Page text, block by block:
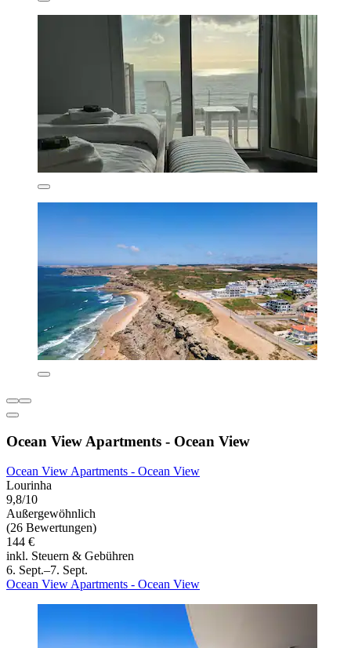
Ocean View Apartments - Ocean View
Ocean View Apartments - Ocean View
Lourinha
9,8/10
Außergewöhnlich
(26 Bewertungen)
144 €
inkl. Steuern & Gebühren
6. Sept.–7. Sept.
Ocean View Apartments - Ocean View